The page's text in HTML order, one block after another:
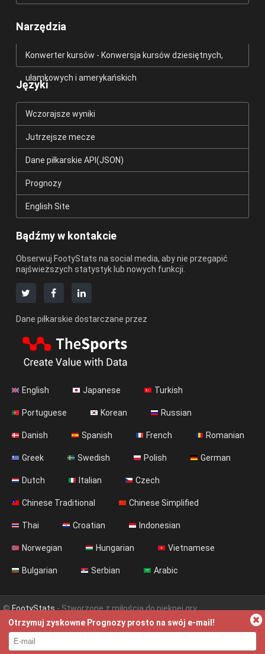
Narzędzia
Konwerter kursów - Konwersja kursów dziesiętnych,
ułamkowych i amerykańskich
Języki
Wczorajsze wyniki
Jutrzejsze mecze
Dane piłkarskie API(JSON)
Prognozy
English Site
Bądźmy w kontakcie
Obserwuj FootyStats na social media, aby nie przegapić
najświeższych statystyk lub nowych funkcji.
Dane piłkarskie dostarczane przez
English Japanese Turkish
Portuguese Korean Russian
Danish Spanish French Romanian
Greek Swedish Polish German
Dutch Italian Czech
Chinese Traditional Chinese Simplified
Thai Croatian Indonesian
Norwegian Hungarian Vietnamese
Bulgarian Serbian Arabic
©FootyStats- Stworzone z miłością do pięknej gry
Kontakt
O nas Pomoc Polityka Prywatności
Otrzymuj zyskowne Prognozy prosto na swój e-mail!